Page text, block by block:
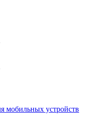
мобильных устройств